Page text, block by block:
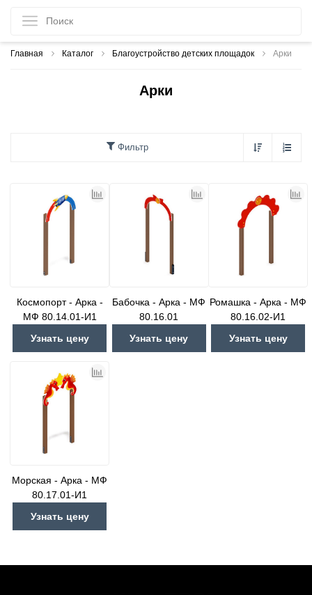
Главная Каталог Благоустройство детских площадок Арки
Арки
Фильтр
Космопорт - Арка -
МФ 80.14.01-И1
Узнать цену
Бабочка - Арка - МФ
80.16.01
Узнать цену
Ромашка - Арка - МФ
80.16.02-И1
Узнать цену
Морская - Арка - МФ
80.17.01-И1
Узнать цену